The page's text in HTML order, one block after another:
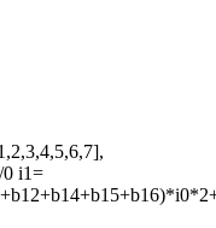
0 i1=